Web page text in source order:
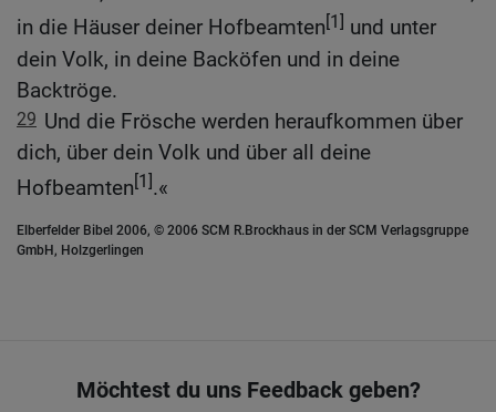
in die Häuser deiner Hofbeamten[1] und unter
dein Volk, in deine Backöfen und in deine
Backtröge.
29 Und die Frösche werden heraufkommen über
dich, über dein Volk und über all deine
Hofbeamten[1].«
Elberfelder Bibel 2006, © 2006 SCM R.Brockhaus in der SCM Verlagsgruppe
GmbH, Holzgerlingen
Möchtest du uns Feedback geben?